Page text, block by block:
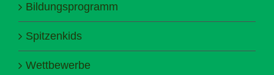
Bildungsprogramm
Spitzenkids
Wettbewerbe